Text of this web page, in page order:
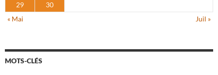
29
30
« Mai
Juil »
MOTS-CLÉS